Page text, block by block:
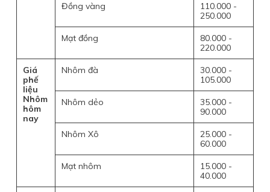
Đồng vàng
110.000 -
250.000
Mạt đồng
80.000 -
220.000
Giá
phế
liệu
Nhôm
hôm
nay
Nhôm đà
30.000 -
105.000
Nhôm dẻo
35.000 -
90.000
Nhôm Xô
25.000 -
60.000
Mạt nhôm
15.000 -
40.000